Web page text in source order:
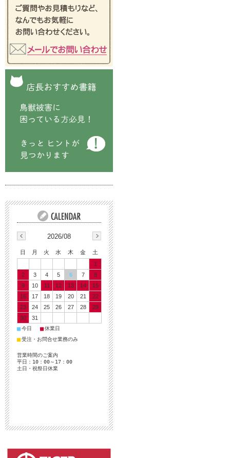
2026/08
日 月 火 水 木 金
土
1
2
3 4 5 6 7
8
9
10 11 12 13 14
15
16
17 18 19 20 21
22
23
24 25 26 27 28
29
30
31
■今日 ■休業日
■受注・お問合せ業務のみ
営業時間のご案内
平日：10：00～17：00
土日・祝祭日休業